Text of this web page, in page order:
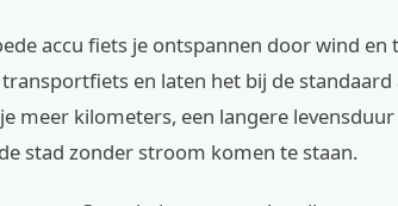
accu fiets je ontspannen door wind en
en laten het bij de standaard
meer kilometers, een langere
stad zonder stroom komen te staan.